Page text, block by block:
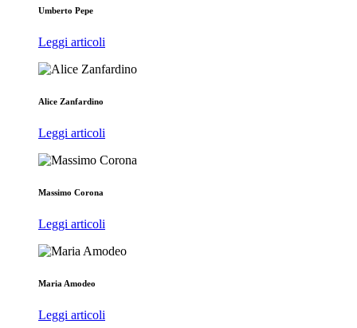
Umberto Pepe
Leggi articoli
Alice Zanfardino
Leggi articoli
Massimo Corona
Leggi articoli
Maria Amodeo
Leggi articoli